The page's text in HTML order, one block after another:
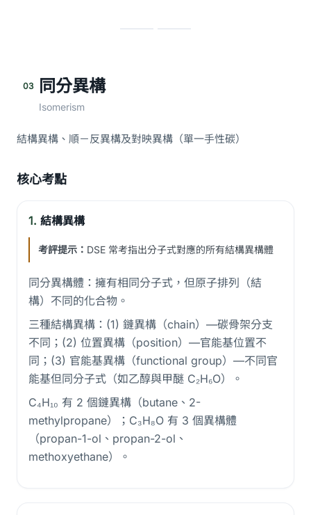
03 同分異構
Isomerism
結構異構、順－反異構及對映異構（單一手性碳）
核心考點
1. 結構異構
考評提示： DSE 常考指出分子式對應的所有結構異構體
同分異構體：擁有相同分子式，但原子排列（結
構）不同的化合物。
三種結構異構：(1) 鏈異構（chain）—碳骨架分支
不同；(2) 位置異構（position）—官能基位置不
同；(3) 官能基異構（functional group）—不同官
能基但同分子式（如乙醇與甲醚 C₂H₆O）。
C₄H₁₀ 有 2 個鏈異構（butane、2-
methylpropane）；C₃H₈O 有 3 個異構體
（propan-1-ol、propan-2-ol、
methoxyethane）。